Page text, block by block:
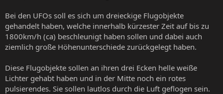
Bei den UFOs soll es sich um dreieckige Flugobjekte
gehandelt haben, welche innerhalb kürzester Zeit auf bis zu
1800km/h (ca) beschleunigt haben sollen und dabei auch
ziemlich große Höhenunterschiede zurückgelegt haben.
Diese Flugobjekte sollen an ihren drei Ecken helle weiße
Lichter gehabt haben und in der Mitte noch ein rotes
pulsierendes. Sie sollen lautlos durch die Luft geflogen sein.